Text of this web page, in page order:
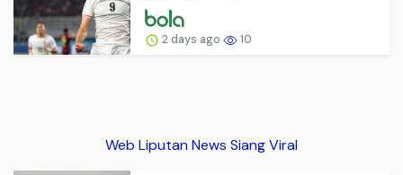
2 days ago 10
Web Liputan News Siang Viral